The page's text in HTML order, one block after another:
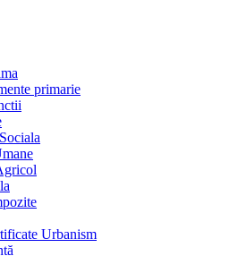
primarie
Urbanism